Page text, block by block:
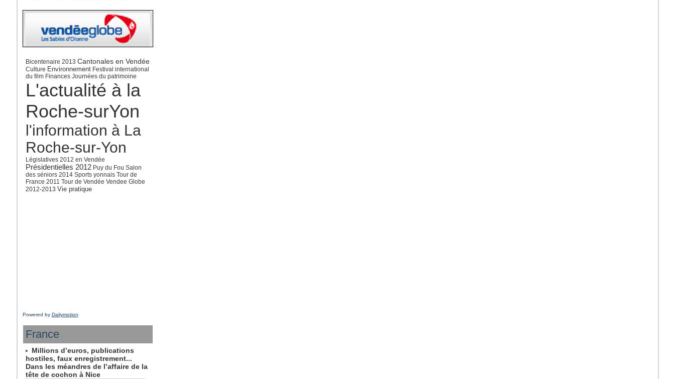
Bicentenaire 2013 Cantonales en Vendée
Culture Environnement Festival international
du film Finances Journées du patrimoine
L'actualité à la
Roche-surYon
l'information à La
Roche-sur-Yon
Législatives 2012 en Vendée
Présidentielles 2012 Puy du Fou Salon
des séniors 2014 Sports yonnais Tour de
France 2011 Tour de Vendée Vendee Globe
2012-2013 Vie pratique
Powered by Dailymotion
France
Millions d’euros, publications
hostiles, faux enregistrement...
Dans les méandres de l’affaire de la
tête de cochon à Nice